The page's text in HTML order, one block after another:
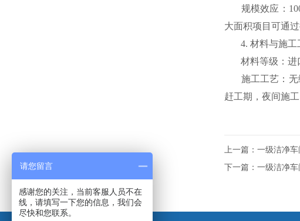
规模效应：
大面积项目可通
4. 材料与施工
材料等级：进
施工工艺：
赶工期，夜间施
上一篇： 一级洁净
下一篇： 一级洁净
请您留言
感谢您的关注，当前客服人员不在
线，请填写一下您的信息，我们会
尽快和您联系。